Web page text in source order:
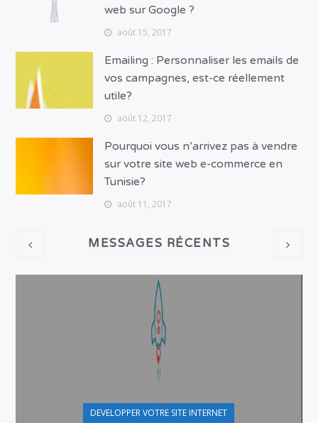
web sur Google ?
août 15, 2017
Emailing : Personnaliser les emails de
vos campagnes, est-ce réellement
utile?
août 12, 2017
Pourquoi vous n’arrivez pas à vendre
sur votre site web e-commerce en
Tunisie?
août 11, 2017
MESSAGES RÉCENTS
DEVELOPPER VOTRE SITE INTERNET